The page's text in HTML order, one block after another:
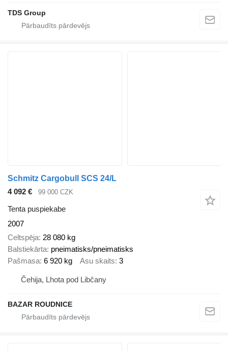
TDS Group
Schmitz Cargobull SCS 24/L
4 092 €
99 000 CZK
Tenta puspiekabe
2007
Celtspēja 28 080 kg
Balstiekārta pneimatisks/pneimatisks
Pašmasa 6 920 kg Asu skaits 3
Čehija, Lhota pod Libčany
BAZAR ROUDNICE